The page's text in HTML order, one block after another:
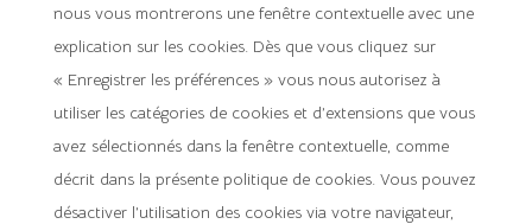
nous vous montrerons une fenêtre contextuelle avec une
explication sur les cookies. Dès que vous cliquez sur
« Enregistrer les préférences » vous nous autorisez à
utiliser les catégories de cookies et d’extensions que vous
avez sélectionnés dans la fenêtre contextuelle, comme
décrit dans la présente politique de cookies. Vous pouvez
désactiver l’utilisation des cookies via votre navigateur,